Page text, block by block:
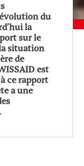
du
la
sur le
situation
de
est
ce rapport
a une